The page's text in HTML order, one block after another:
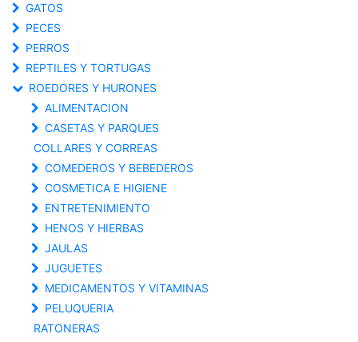
GATOS
PECES
PERROS
REPTILES Y TORTUGAS
ROEDORES Y HURONES
ALIMENTACION
CASETAS Y PARQUES
COLLARES Y CORREAS
COMEDEROS Y BEBEDEROS
COSMETICA E HIGIENE
ENTRETENIMIENTO
HENOS Y HIERBAS
JAULAS
JUGUETES
MEDICAMENTOS Y VITAMINAS
PELUQUERIA
RATONERAS